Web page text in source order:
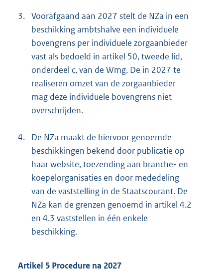
3. Voorafgaand aan 2027 stelt de NZa in een
beschikking ambtshalve een individuele
bovengrens per individuele zorgaanbieder
vast als bedoeld in artikel 50, tweede lid,
onderdeel c, van de Wmg. De in 2027 te
realiseren omzet van de zorgaanbieder
mag deze individuele bovengrens niet
overschrijden.
4.
De NZa maakt de hiervoor genoemde
beschikkingen bekend door publicatie op
haar website, toezending aan branche- en
koepelorganisaties en door mededeling
van de vaststelling in de Staatscourant. De
NZa kan de grenzen genoemd in artikel 4.2
en 4.3 vaststellen in één enkele
beschikking.
Artikel 5 Procedure na 2027